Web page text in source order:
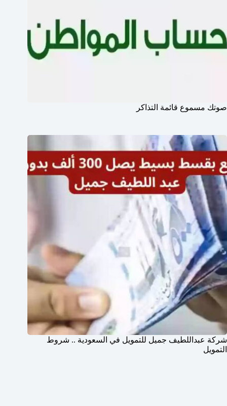
صوتك مسموع قائمة التذاكر
شركة عبداللطيف جميل للتمويل في السعودية .. شروط
التمويل